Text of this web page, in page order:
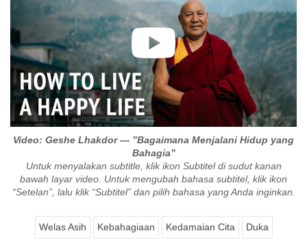
Video: Geshe Lhakdor — ”Bagaimana Menjalani Hidup yang
Bahagia”
Untuk menyalakan subtitle, klik ikon Subtitel di sudut kanan
bawah layar video. Untuk mengubah bahasa subtitel, klik ikon
“Setelan”, lalu klik “Subtitel” dan pilih bahasa yang Anda inginkan.
Welas Asih Kebahagiaan Kedamaian Cita Duka